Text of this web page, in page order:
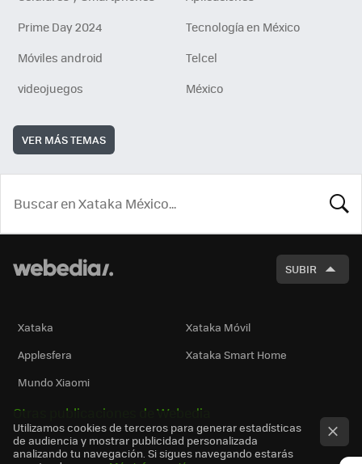
Prime Day 2024
Tecnología en México
Móviles android
Telcel
videojuegos
México
VER MÁS TEMAS
SUBIR
Xataka
Xataka Móvil
Applesfera
Xataka Smart Home
Mundo Xiaomi
Otras publicaciones de Webedia
Utilizamos cookies de terceros para generar estadísticas
de audiencia y mostrar publicidad personalizada
analizando tu navegación. Si sigues navegando estarás